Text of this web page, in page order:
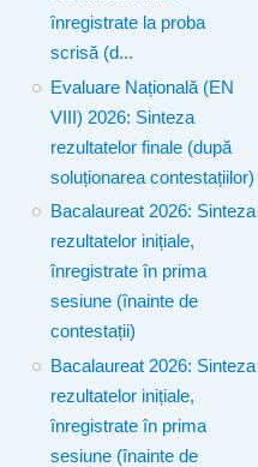
înregistrate la proba
scrisă (d...
Evaluare Națională (EN
VIII) 2026: Sinteza
rezultatelor finale (după
soluționarea contestațiilor)
Bacalaureat 2026: Sinteza
rezultatelor inițiale,
înregistrate în prima
sesiune (înainte de
contestații)
Bacalaureat 2026: Sinteza
rezultatelor inițiale,
înregistrate în prima
sesiune (înainte de